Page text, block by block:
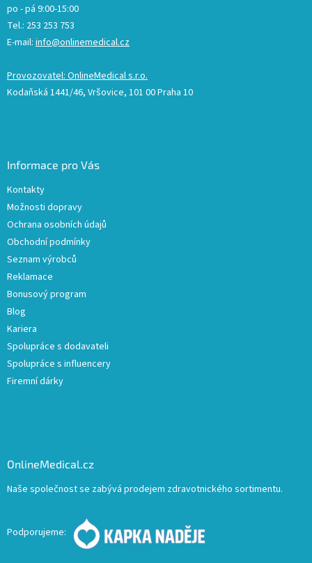
po - pá 9:00-15:00
Tel.: 253 253 753
E-mail: info@onlinemedical.cz
Provozovatel: OnlineMedical s.r.o.
Kodaňská 1441/46, Vršovice, 101 00 Praha 10
Informace pro Vás
Kontakty
Možnosti dopravy
Ochrana osobních údajů
Obchodní podmínky
Seznam výrobců
Reklamace
Bonusový program
Blog
Kariera
Spolupráce s dodavateli
Spolupráce s influencery
Firemní dárky
OnlineMedical.cz
Naše společnost se zabývá prodejem zdravotnického sortimentu.
Podporujeme: